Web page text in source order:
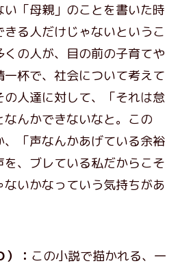
「母親」のことを書いた時
る人だけじゃないというこ
の人が、目の前の子育てや
杯で、社会について考えて
人達に対して、「それは怠
んかできないなと。この
、「声なんかあげている余裕
、ブレている私だからこそ
いかなっていう気持ちがあ
： この小説で描かれる、一